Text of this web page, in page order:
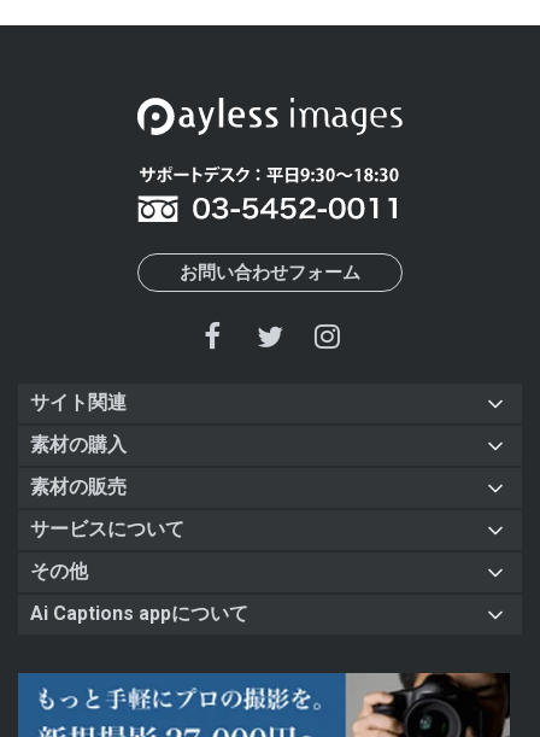
お問い合わせフォーム
サイト関連
素材の購入
素材の販売
サービスについて
その他
Ai Captions appについて